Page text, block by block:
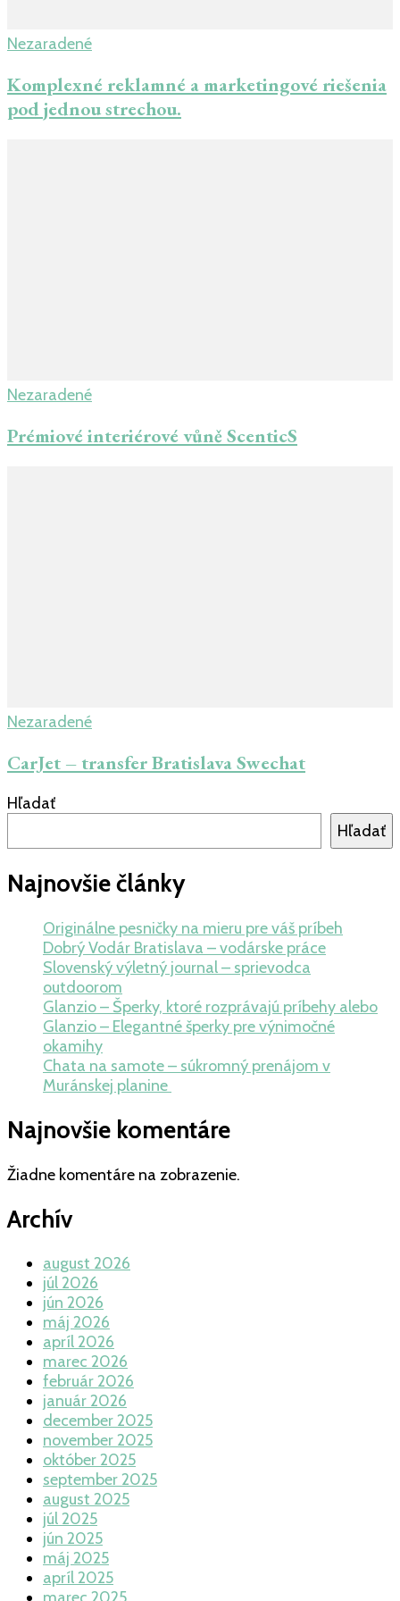
Nezaradené
Komplexné reklamné a marketingové riešenia
pod jednou strechou.
Nezaradené
Prémiové interiérové vůně ScenticS
Nezaradené
CarJet – transfer Bratislava Swechat
Hľadať
Hľadať
Najnovšie články
Originálne pesničky na mieru pre váš príbeh
Dobrý Vodár Bratislava – vodárske práce
Slovenský výletný journal – sprievodca
outdoorom
Glanzio – Šperky, ktoré rozprávajú príbehy alebo
Glanzio – Elegantné šperky pre výnimočné
okamihy
Chata na samote – súkromný prenájom v
Muránskej planine
Najnovšie komentáre
Žiadne komentáre na zobrazenie.
Archív
august 2026
júl 2026
jún 2026
máj 2026
apríl 2026
marec 2026
február 2026
január 2026
december 2025
november 2025
október 2025
september 2025
august 2025
júl 2025
jún 2025
máj 2025
apríl 2025